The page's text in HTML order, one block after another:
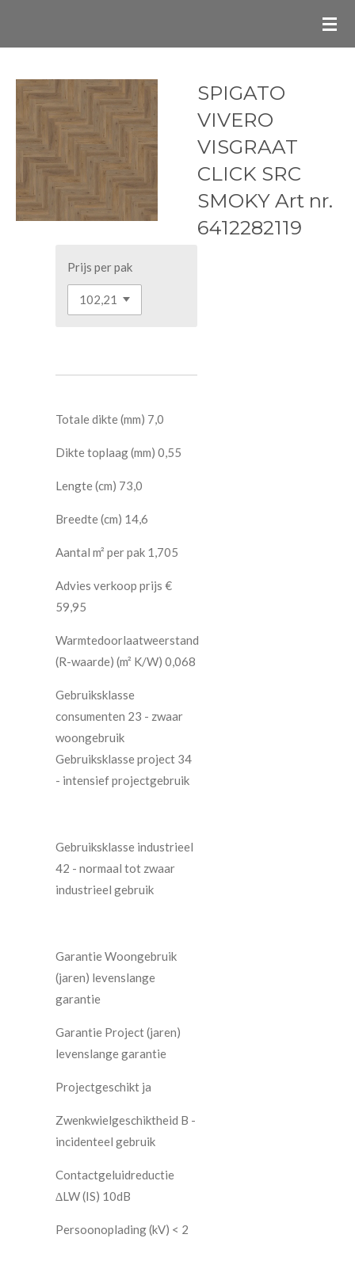
de
hoofdinhoud
SPIGATO
VIVERO
VISGRAAT
CLICK SRC
SMOKY Art nr.
6412282119
Prijs per pak
Totale dikte (mm) 7,0
Dikte toplaag (mm) 0,55
Lengte (cm) 73,0
Breedte (cm) 14,6
Aantal m² per pak 1,705
Advies verkoop prijs €
59,95
Warmtedoorlaatweerstand
(R-waarde) (m² K/W) 0,068
Gebruiksklasse
consumenten 23 - zwaar
woongebruik
Gebruiksklasse project 34
- intensief projectgebruik
Gebruiksklasse industrieel
42 - normaal tot zwaar
industrieel gebruik
Garantie Woongebruik
(jaren) levenslange
garantie
Garantie Project (jaren)
levenslange garantie
Projectgeschikt ja
Zwenkwielgeschiktheid B -
incidenteel gebruik
Contactgeluidreductie
∆LW (IS) 10dB
Persoonoplading (kV) < 2